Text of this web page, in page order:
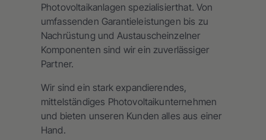
Photovoltaikanlagen spezialisierthat. Von
umfassenden Garantieleistungen bis zu
Nachrüstung und Austauscheinzelner
Komponenten sind wir ein zuverlässiger
Partner.
Wir sind ein stark expandierendes,
mittelständiges Photovoltaikunternehmen
und bieten unseren Kunden alles aus einer
Hand.